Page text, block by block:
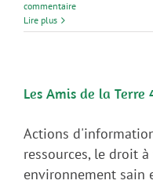
commentaire
Lire plus
Les Amis de la Terre
Actions
ressources, le droit
environnement sain